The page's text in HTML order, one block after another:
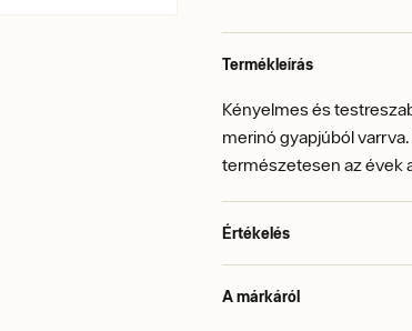
Termékleírás
Kényelmes és
merinó gyapjúból
természetesen az évek
Értékelés
A márkáról